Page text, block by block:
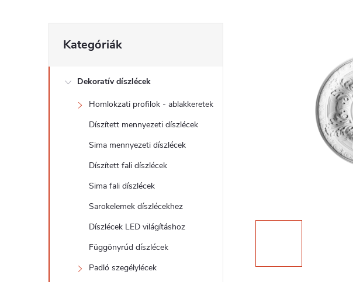
O
l
átugrása
Kategóriák
Dekoratív díszlécek
Homlokzati profilok - ablakkeretek
Díszített mennyezeti díszlécek
Sima mennyezeti díszlécek
Díszített fali díszlécek
Sima fali díszlécek
Sarokelemek díszlécekhez
Díszlécek LED világításhoz
Függönyrúd díszlécek
Padló szegélylécek